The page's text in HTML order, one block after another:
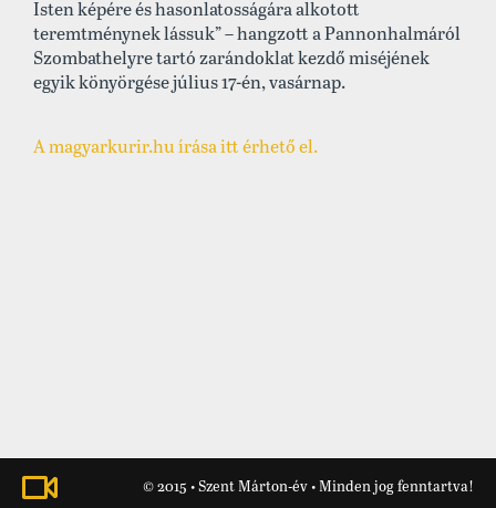
Isten képére és hasonlatosságára alkotott
teremtménynek lássuk” – hangzott a Pannonhalmáról
Szombathelyre tartó zarándoklat kezdő miséjének
egyik könyörgése július 17-én, vasárnap.
A magyarkurir.hu írása itt érhető el.
© 2015 • Szent Márton-év • Minden jog fenntartva!